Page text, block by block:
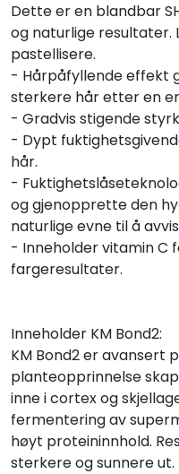
Dette er en blandbar
og naturlige resultater.
pastellisere.
- Hårpåfyllende effekt
sterkere hår etter en
- Gradvis stigende
- Dypt
hår.
-
og gjenopprette den
naturlige evne til å
- Inneholder vitamin C
fargeresultater.
Inneholder KM Bond2:
KM Bond2 er avansert
planteopprinnelse
inne i cortex og
fermentering av
høyt proteininnhold.
sterkere og sunnere ut.